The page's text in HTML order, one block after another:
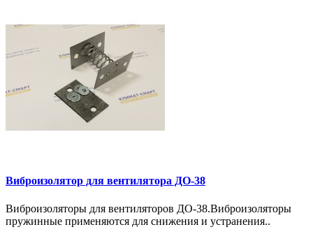
Виброизолятор для вентилятора ДО-38
Виброизоляторы для вентиляторов ДО-38.Виброизоляторы
пружинные применяются для снижения и устранения..